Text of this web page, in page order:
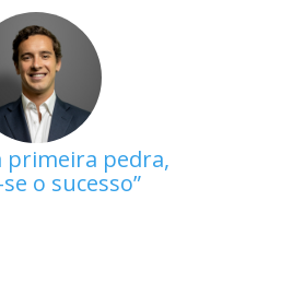
primeira pedra,
o sucesso